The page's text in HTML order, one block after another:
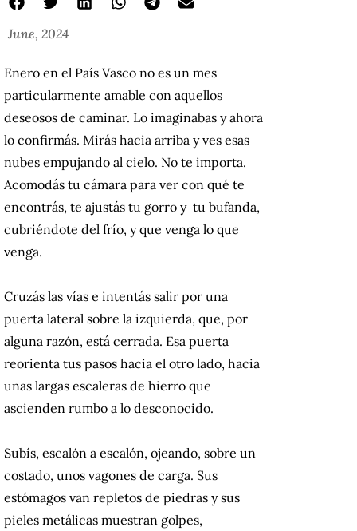
June, 2024
Enero en el País Vasco no es un mes
particularmente amable con aquellos
deseosos de caminar. Lo imaginabas y ahora
lo confirmás. Mirás hacia arriba y ves esas
nubes empujando al cielo. No te importa.
Acomodás tu cámara para ver con qué te
encontrás, te ajustás tu gorro y tu bufanda,
cubriéndote del frío, y que venga lo que
venga.
Cruzás las vías e intentás salir por una
puerta lateral sobre la izquierda, que, por
alguna razón, está cerrada. Esa puerta
reorienta tus pasos hacia el otro lado, hacia
unas largas escaleras de hierro que
ascienden rumbo a lo desconocido.
Subís, escalón a escalón, ojeando, sobre un
costado, unos vagones de carga. Sus
estómagos van repletos de piedras y sus
pieles metálicas muestran golpes,